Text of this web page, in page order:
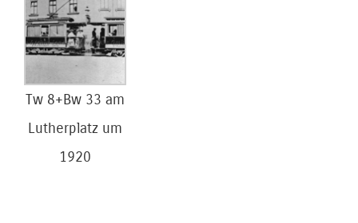
Tw 8+Bw 33 am
Lutherplatz um
1920